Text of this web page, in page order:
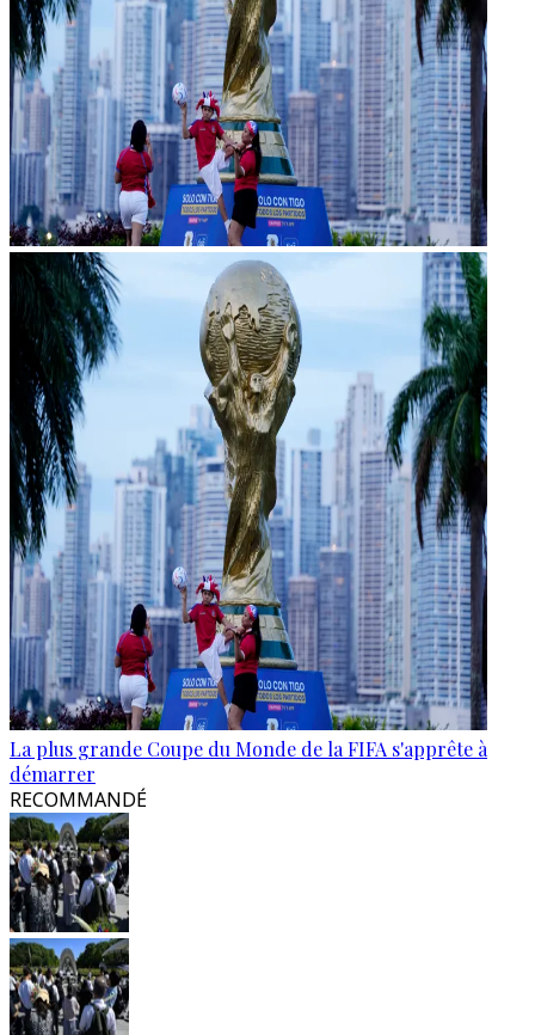
La plus grande Coupe du Monde de la FIFA s'apprête à
démarrer
RECOMMANDÉ